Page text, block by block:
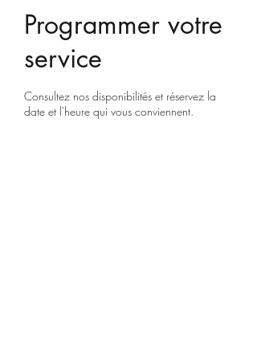
Programmer votre
service
Consultez nos disponibilités et réservez la
date et l'heure qui vous conviennent.